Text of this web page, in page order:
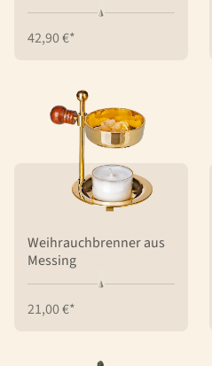
42,90 €*
Weihrauchbrenner aus
Messing
21,00 €*